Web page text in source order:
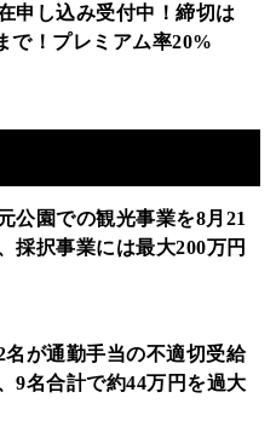
申し込み受付中！締切は
で！プレミアム率20%
公園での観光事業を8月21
採択事業には最大200万円
名が通勤手当の不適切受給
9名合計で約44万円を過大